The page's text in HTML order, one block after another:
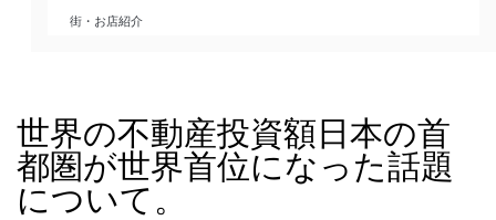
世界の不動産投資額日本の首
都圏が世界首位になった話題
について。
街・お店紹介